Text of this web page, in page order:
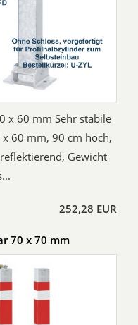
x 60 mm Sehr stabile
60 mm, 90 cm hoch,
Gewicht
252,28 EUR
70 x 70 mm